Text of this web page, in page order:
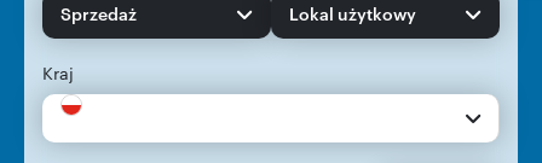
Sprzedaż Lokal użytkowy
Kraj